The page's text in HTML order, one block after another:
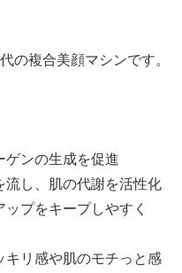
の複合美顔マシンです。
ンの生成を促進
し、肌の代謝を活性化
プをキープしやすく
リ感や肌のモチっと感